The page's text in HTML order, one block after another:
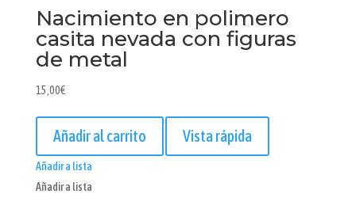
Nacimiento en polimero
casita nevada con figuras
de metal
15,00€
Añadir al carrito Vista rápida
Añadir a lista
Añadir a lista